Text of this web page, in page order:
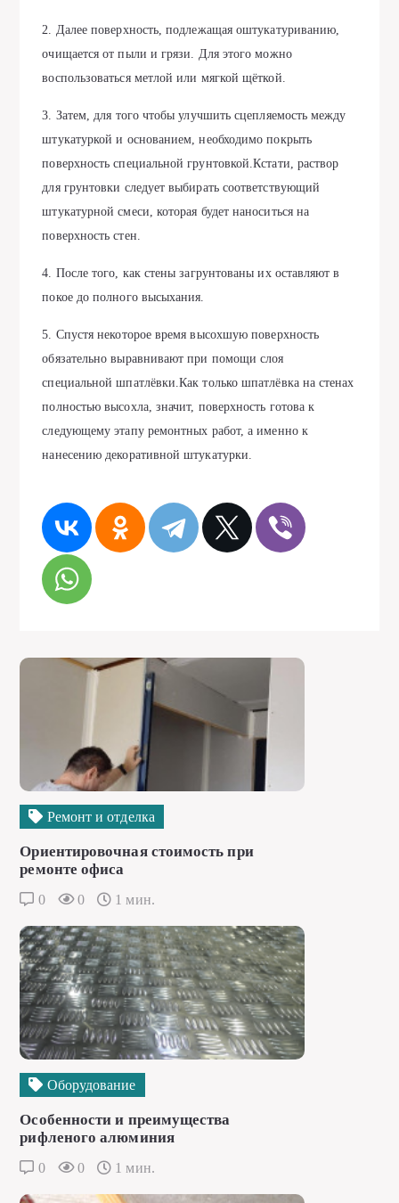
2. Далее поверхность, подлежащая оштукатуриванию,
очищается от пыли и грязи. Для этого можно
воспользоваться метлой или мягкой щёткой.
3. Затем, для того чтобы улучшить сцепляемость между
штукатуркой и основанием, необходимо покрыть
поверхность специальной грунтовкой.Кстати, раствор
для грунтовки следует выбирать соответствующий
штукатурной смеси, которая будет наноситься на
поверхность стен.
4. После того, как стены загрунтованы их оставляют в
покое до полного высыхания.
5. Спустя некоторое время высохшую поверхность
обязательно выравнивают при помощи слоя
специальной шпатлёвки.Как только шпатлёвка на стенах
полностью высохла, значит, поверхность готова к
следующему этапу ремонтных работ, а именно к
нанесению декоративной штукатурки.
Ремонт и отделка
Ориентировочная стоимость при
ремонте офиса
0 0 1 мин.
Оборудование
Особенности и преимущества
рифленого алюминия
0 0 1 мин.